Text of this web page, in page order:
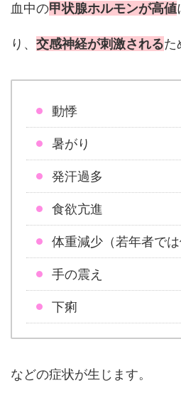
血中の甲状腺ホルモンが高値
り、 交感神経が刺激されるた
動悸
暑がり
発汗過多
食欲亢進
体重減少（若年者では
手の震え
下痢
などの症状が生じます。